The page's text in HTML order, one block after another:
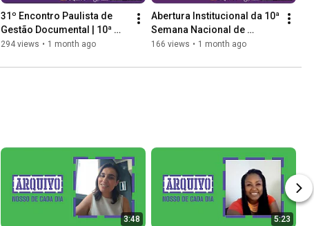
31º Encontro Paulista de
Gestão Documental | 10ª
Semana Nacional de
294 views • 1 month ago
Abertura Institucional da 10ª
Semana Nacional de
Arquivos | Com Thiago
Bianchi
166 views • 1 month ago
3:48 5:23